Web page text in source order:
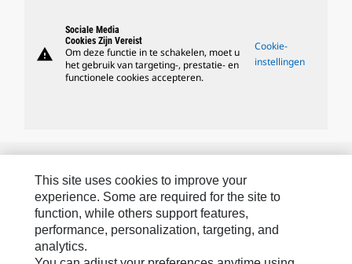
warning
Sociale Media
Cookies Zijn Vereist
Om deze functie in te schakelen, moet u
het gebruik van targeting-, prestatie- en
functionele cookies accepteren.
Cookie-
instellingen
Caterpillar.com
Contact Caterpillar
This site uses cookies to improve your
experience. Some are required for the site to
function, while others support features,
performance, personalization, targeting, and
analytics.